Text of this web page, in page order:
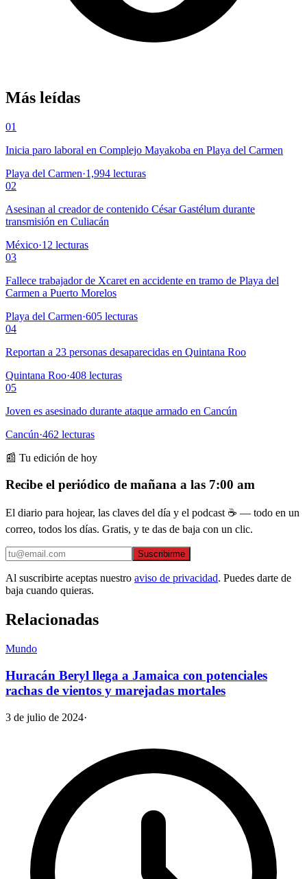
Más leídas
01
Inicia paro laboral en Complejo Mayakoba en Playa del Carmen
Playa del Carmen·1,994 lecturas
02
Asesinan al creador de contenido César Gastélum durante
transmisión en Culiacán
México·12 lecturas
03
Fallece trabajador de Xcaret en accidente en tramo de Playa del
Carmen a Puerto Morelos
Playa del Carmen·605 lecturas
04
Reportan a 23 personas desaparecidas en Quintana Roo
Quintana Roo·408 lecturas
05
Joven es asesinado durante ataque armado en Cancún
Cancún·462 lecturas
📰 Tu edición de hoy
Recibe el periódico de mañana a las 7:00 am
El diario para hojear, las claves del día y el podcast ☕ — todo en un
correo, todos los días. Gratis, y te das de baja con un clic.
Suscribirme
Al suscribirte aceptas nuestro aviso de privacidad. Puedes darte de
baja cuando quieras.
Relacionadas
Mundo
Huracán Beryl llega a Jamaica con potenciales
rachas de vientos y marejadas mortales
3 de julio de 2024·